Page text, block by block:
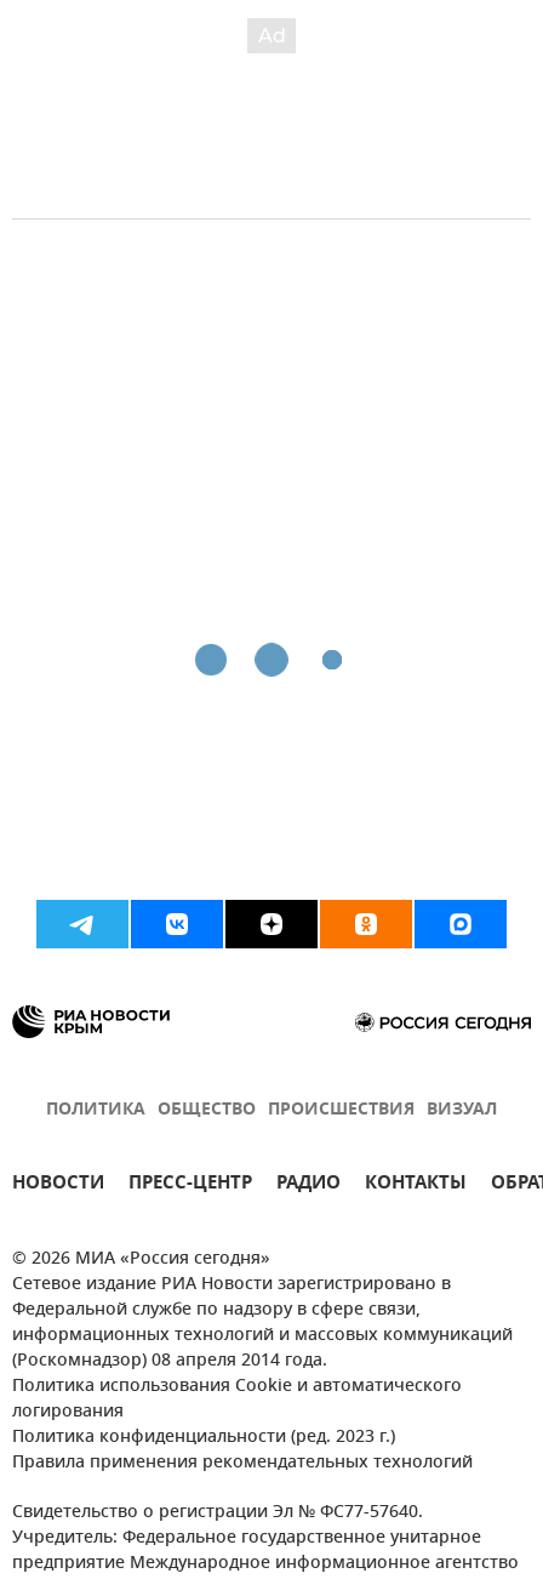
ПОЛИТИКА ОБЩЕСТВО ПРОИСШЕСТВИЯ ВИЗУАЛ
НОВОСТИ ПРЕСС-ЦЕНТР РАДИО КОНТАКТЫ
© 2026 МИА «Россия сегодня»
Сетевое издание РИА Новости зарегистрировано в
Федеральной службе по надзору в сфере связи,
информационных технологий и массовых коммуникаций
(Роскомнадзор) 08 апреля 2014 года.
Политика использования Cookie и автоматического
логирования
Политика конфиденциальности (ред. 2023 г.)
Правила применения рекомендательных технологий
Свидетельство о регистрации Эл № ФС77-57640.
Учредитель: Федеральное государственное унитарное
предприятие Международное информационное агентство